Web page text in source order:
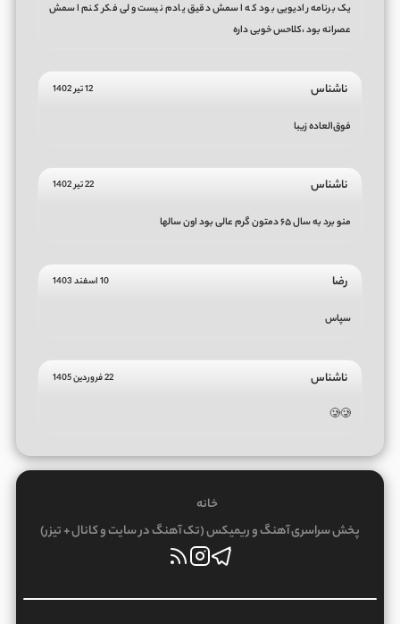
یک برنامه رادیویی بود که اسمش دقیق یادم نیست ولی فکر کنم اسمش
عصرانه بود ،کلاحس خوبی داره
ناشناس 12 تیر 1402
فوق‌العاده زیبا
ناشناس 22 تیر 1402
منو برد به سال ۶۵ دمتون گرم عالی بود اون سالها
رضا 10 اسفند 1403
سپاس
ناشناس 22 فروردین 1405
🥲🥲
خانه
پخش سراسری آهنگ و ریمیکس (تک آهنگ در سایت و کانال + تیزر)